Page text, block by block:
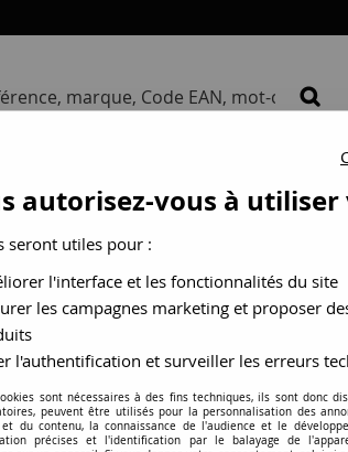
Nos conditions générales
autorisez-vous à utiliser
seront utiles pour :
l'interface et les fonctionnalités du site
les campagnes marketing et proposer
l'authentification et surveiller les erreurs
sont nécessaires à des fins techniques, ils sont donc
peuvent être utilisés pour la personnalisation des
et du contenu, la connaissance de l'audience et le
précises et l'identification par le balayage de